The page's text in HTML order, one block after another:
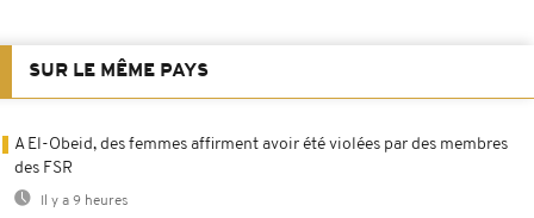
SUR LE MÊME PAYS
A El-Obeid, des femmes affirment avoir été violées par des membres
des FSR
Il y a 9 heures